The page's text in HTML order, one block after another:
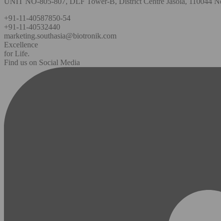
+91-11-40587850-54
+91-11-40532440
marketing.southasia@biotronik.com
Excellence
for Life.
Find us on Social Media